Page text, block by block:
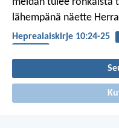
lähempänä näette
Heprealaiskirje 10:24-25